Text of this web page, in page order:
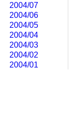
2004/07
2004/06
2004/05
2004/04
2004/03
2004/02
2004/01